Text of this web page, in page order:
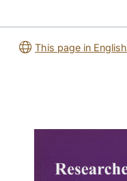
This page in English